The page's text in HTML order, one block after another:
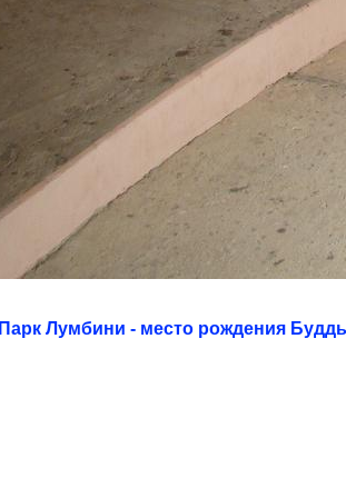
Парк Лумбини - место рождения